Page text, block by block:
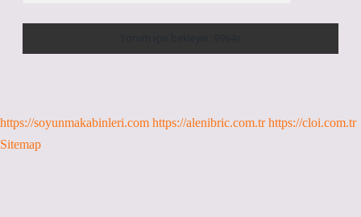
https://soyunmakabinleri.com https://alenibric.com.tr https://cloi.com.tr
Sitemap